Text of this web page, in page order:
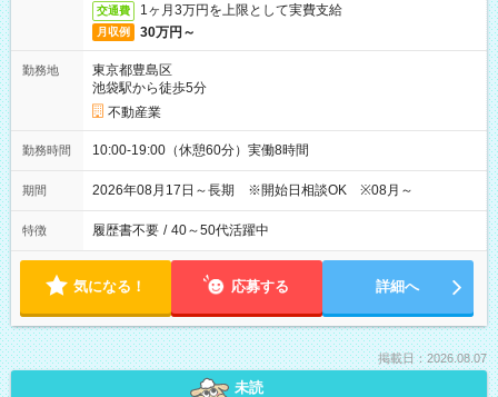
交通費 1ヶ月3万円を上限として実費支給
月収例 30万円～
勤務地
東京都豊島区
池袋駅から徒歩5分
不動産業
勤務時間 10:00-19:00（休憩60分）実働8時間
期間 2026年08月17日～長期 ※開始日相談OK ※08月～
特徴 履歴書不要 / 40～50代活躍中
気になる！ 応募する 詳細へ
掲載日：2026.08.07
未読